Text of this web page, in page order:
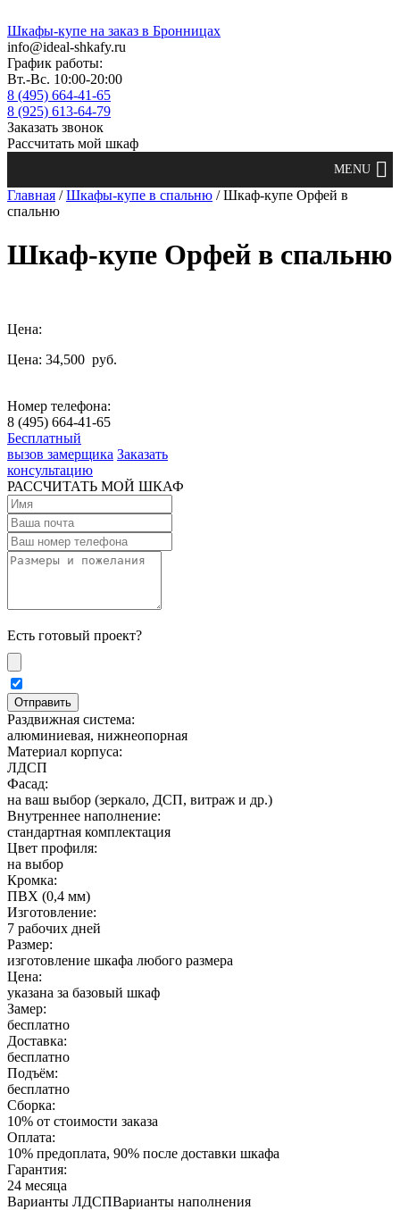
Шкафы-купе на заказ в Бронницах
info@ideal-shkafy.ru
График работы:
Вт.-Вс. 10:00-20:00
8 (495) 664-41-65
8 (925) 613-64-79
Заказать звонок
Рассчитать мой шкаф
Главная /Шкафы-купе в спальню / Шкаф-купе Орфей в
спальню
Шкаф-купе Орфей в спальню
Цена:
Цена: 34,500 руб.
Номер телефона:
8 (495) 664-41-65
Бесплатный
вызов замерщика Заказать
консультацию
РАССЧИТАТЬ МОЙ ШКАФ
Есть готовый проект?
Раздвижная система:
алюминиевая, нижнеопорная
Материал корпуса:
ЛДСП
Фасад:
на ваш выбор (зеркало, ДСП, витраж и др.)
Внутреннее наполнение:
стандартная комплектация
Цвет профиля:
на выбор
Кромка:
ПВХ (0,4 мм)
Изготовление:
7 рабочих дней
Размер:
изготовление шкафа любого размера
Цена:
указана за базовый шкаф
Замер:
бесплатно
Доставка:
бесплатно
Подъём:
бесплатно
Сборка:
10% от стоимости заказа
Оплата:
10% предоплата, 90% после доставки шкафа
Гарантия:
24 месяца
Варианты ЛДСПВарианты наполнения